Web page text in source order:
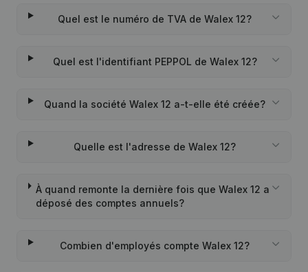
Quel est le numéro de TVA de Walex 12?
Quel est l'identifiant PEPPOL de Walex 12?
Quand la société Walex 12 a-t-elle été créée?
Quelle est l'adresse de Walex 12?
À quand remonte la dernière fois que Walex 12 a
déposé des comptes annuels?
Combien d'employés compte Walex 12?